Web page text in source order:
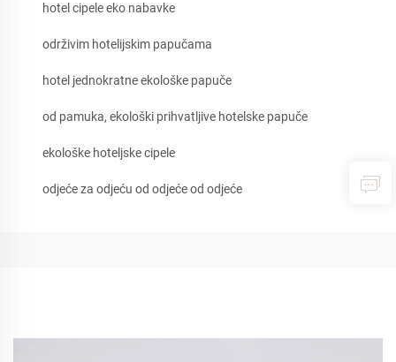
hotel cipele eko nabavke
održivim hotelijskim papučama
hotel jednokratne ekološke papuče
od pamuka, ekološki prihvatljive hotelske papuče
ekološke hoteljske cipele
odjeće za odjeću od odjeće od odjeće